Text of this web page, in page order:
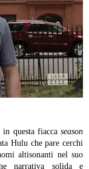
questa fiacca season
Hulu che pare cerchi
altisonanti nel suo
narrativa solida e